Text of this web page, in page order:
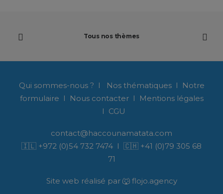
Tous nos thèmes
Qui sommes-nous ? I Nos thématiquesI
Notre
formulaire I Nous contacterI
Mentions légales
I CGU
contact@haccounamatata.com
🇮🇱 +972 (0)54 732 7474 I 🇨🇭 +41 (0)79 305 68
71
Site web réalisé par 🐺 flojo.agency